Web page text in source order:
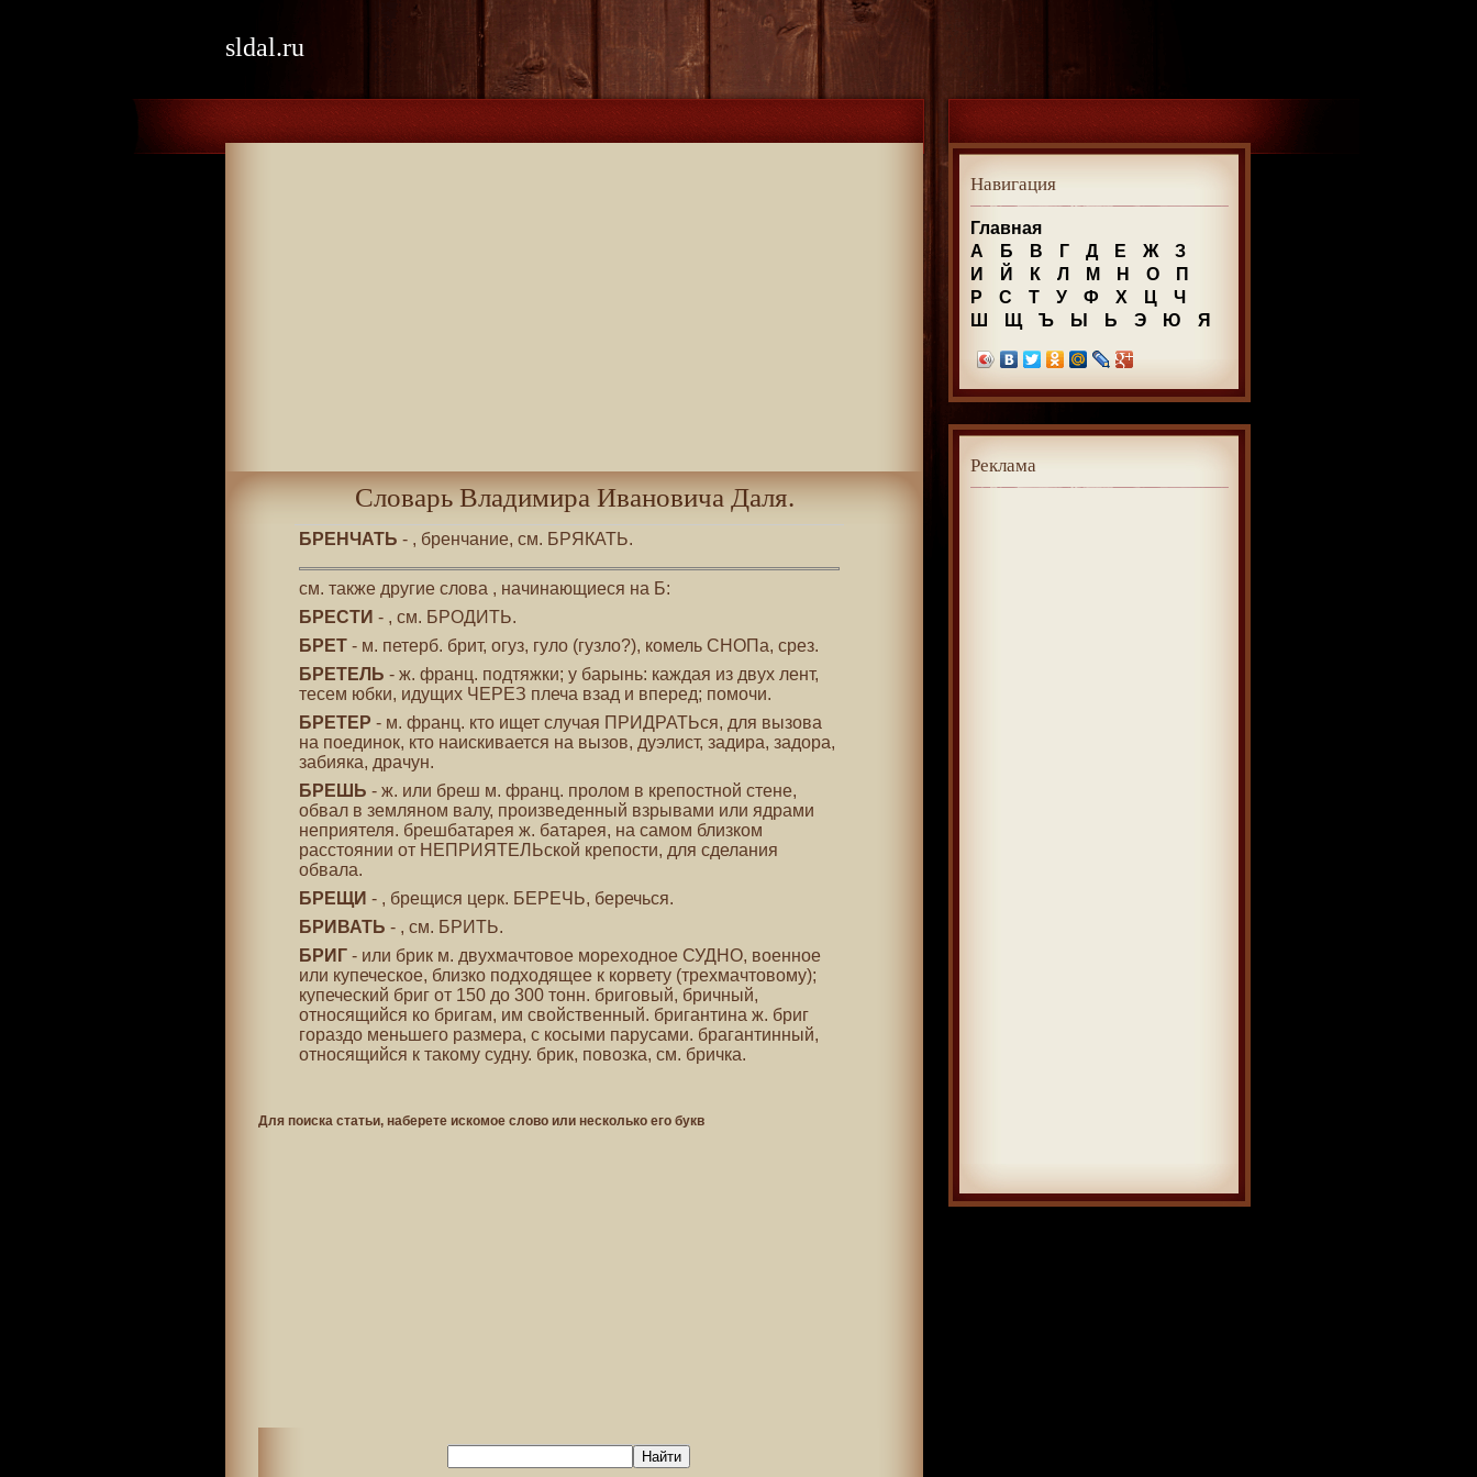
sldal.ru
Словарь Владимира Ивановича Даля.
БРЕНЧАТЬ - , бренчание, см. БРЯКАТЬ.
см. также другие слова , начинающиеся на Б:
БРЕСТИ - , см. БРОДИТЬ.
БРЕТ- м. петерб. брит, огуз, гуло (гузло?), комель СНОПа, срез.
БРЕТЕЛЬ - ж. франц. подтяжки; у барынь: каждая из двух лент,
тесем юбки, идущих ЧЕРЕЗ плеча взад и вперед; помочи.
БРЕТЕР - м. франц. кто ищет случая ПРИДРАТЬся, для вызова
на поединок, кто наискивается на вызов, дуэлист, задира, задора,
забияка, драчун.
БРЕШЬ - ж. или бреш м. франц. пролом в крепостной стене,
обвал в земляном валу, произведенный взрывами или ядрами
неприятеля. брешбатарея ж. батарея, на самом близком
расстоянии от НЕПРИЯТЕЛЬской крепости, для сделания
обвала.
БРЕЩИ - , брещися церк. БЕРЕЧЬ, беречься.
БРИВАТЬ - , см. БРИТЬ.
БРИГ- или брик м. двухмачтовое мореходное СУДНО, военное
или купеческое, близко подходящее к корвету (трехмачтовому);
купеческий бриг от 150 до 300 тонн. бриговый, бричный,
относящийся ко бригам, им свойственный. бригантина ж. бриг
гораздо меньшего размера, с косыми парусами. брагантинный,
относящийся к такому судну. брик, повозка, см. бричка.
Для поиска статьи, наберете искомое слово или несколько его букв
Навигация
Главная
А
Б В Г Д Е Ж
З
И
Й К Л М Н О
П
Р
С Т У Ф Х Ц
Ч
Ш
Щ Ъ Ы Ь Э Ю Я
Реклама